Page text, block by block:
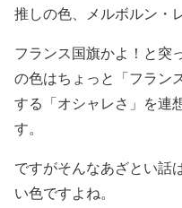
推しの色、メルボルン・
フランス国旗かよ！と突
の色はちょっと「フラン
する「オシャレさ」を連
す。
ですがそんなあざとい話
い色ですよね。